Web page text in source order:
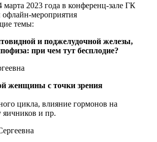
марта 2023 года в конференц-зале ГК
мероприятия
темы:
и поджелудочной железы,
при чем тут бесплодие?
женщины с точки зрения
цикла, влияние гормонов на
яичников и пр.